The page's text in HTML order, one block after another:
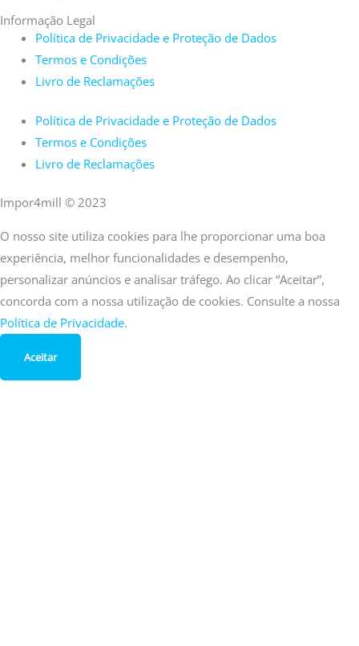
Informação Legal
Política de Privacidade e Proteção de Dados
Termos e Condições
Livro de Reclamações
Política de Privacidade e Proteção de Dados
Termos e Condições
Livro de Reclamações
Impor4mill © 2023
O nosso site utiliza cookies para lhe proporcionar uma boa
experiência, melhor funcionalidades e desempenho,
personalizar anúncios e analisar tráfego. Ao clicar “Aceitar”,
concorda com a nossa utilização de cookies. Consulte a nossa
Política de Privacidade.
Aceitar